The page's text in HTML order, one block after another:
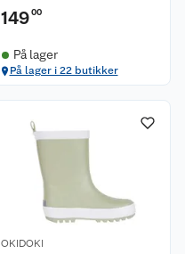
14900
På lager
På lager i 22 butikker
OKIDOKI